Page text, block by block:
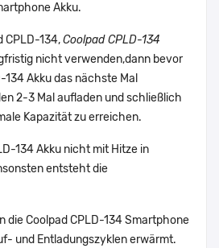
Akku.
CPLD-134,Coolpad CPLD-134
nicht verwenden,dann bevor
134 Akku das nächste Mal
2-3 Mal aufladen und schließlich
Kapazität zu erreichen.
134 Akku nicht mit Hitze in
entsteht die
die Coolpad CPLD-134 Smartphone
und Entladungszyklen erwärmt.